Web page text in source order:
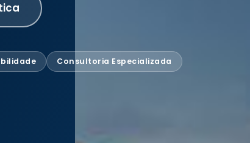
Consultoria Especializada